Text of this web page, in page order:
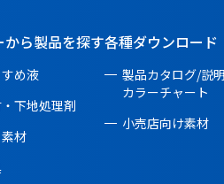
から製品を探す
め液
下地処理剤
材
各種ダウンロード
製品カタログ/説
カラーチャート
小売店向け素材